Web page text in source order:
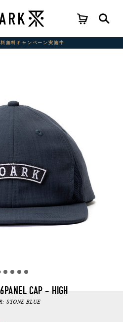
無料キャンペーン実施中
CAP - HIGH
STONE BLUE